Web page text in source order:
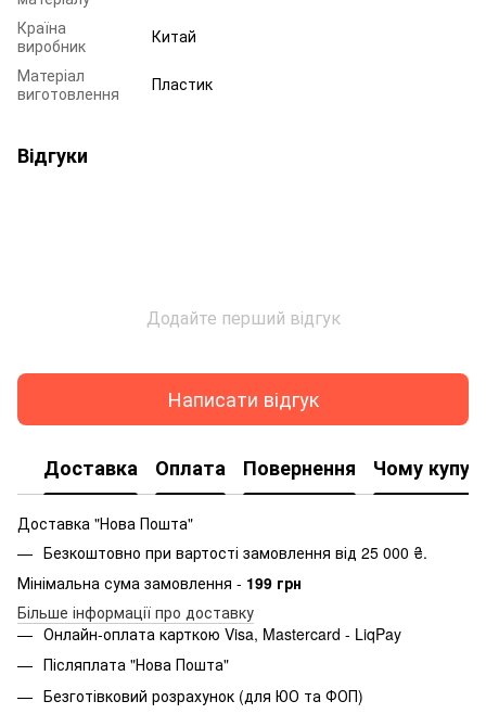
Країна
виробник
Китай
Матеріал
виготовлення
Пластик
Відгуки
Додайте перший відгук
Написати відгук
Доставка Оплата Повернення Чому
Доставка "Нова Пошта"
Безкоштовно при вартості замовлення від 25 000 ₴.
Мінімальна сума замовлення - 199 грн
Більше інформації про доставку
Онлайн-оплата карткою Visa, Mastercard - LiqPay
Післяплата "Нова Пошта"
Безготівковий розрахунок (для ЮО та ФОП)